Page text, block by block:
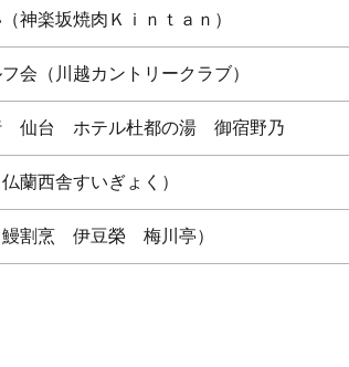
神楽坂焼肉Ｋｉｎｔａｎ）
会（川越カントリークラブ）
仙台 ホテル杜都の湯 御宿野乃
蘭西舎すいぎょく）
鰻割烹 伊豆榮 梅川亭）